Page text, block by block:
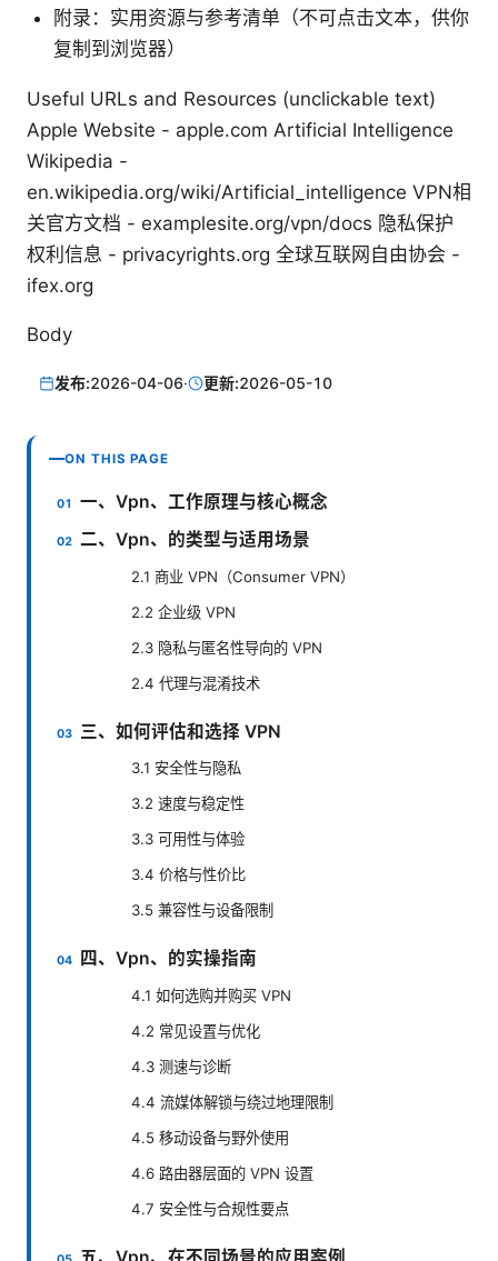
附录：实用资源与参考清单（不可点击文本，供你
复制到浏览器）
Useful URLs and Resources (unclickable text)
Apple Website - apple.com Artificial Intelligence
Wikipedia -
en.wikipedia.org/wiki/Artificial_intelligence VPN相
关官方文档 - examplesite.org/vpn/docs 隐私保护
权利信息 - privacyrights.org 全球互联网自由协会 -
ifex.org
Body
发布:2026-04-06· 更新:2026-05-10
ON THIS PAGE
一、Vpn、工作原理与核心概念
二、Vpn、的类型与适用场景
2.1 商业 VPN（Consumer VPN）
2.2 企业级 VPN
2.3 隐私与匿名性导向的 VPN
2.4 代理与混淆技术
三、如何评估和选择 VPN
3.1 安全性与隐私
3.2 速度与稳定性
3.3 可用性与体验
3.4 价格与性价比
3.5 兼容性与设备限制
四、Vpn、的实操指南
4.1 如何选购并购买 VPN
4.2 常见设置与优化
4.3 测速与诊断
4.4 流媒体解锁与绕过地理限制
4.5 移动设备与野外使用
4.6 路由器层面的 VPN 设置
4.7 安全性与合规性要点
五、Vpn、在不同场景的应用案例